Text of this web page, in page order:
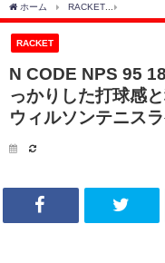
ホーム RACKET
RACKET
N CODE NPS 95
っかりした打球感
ウィルソンテニスラ